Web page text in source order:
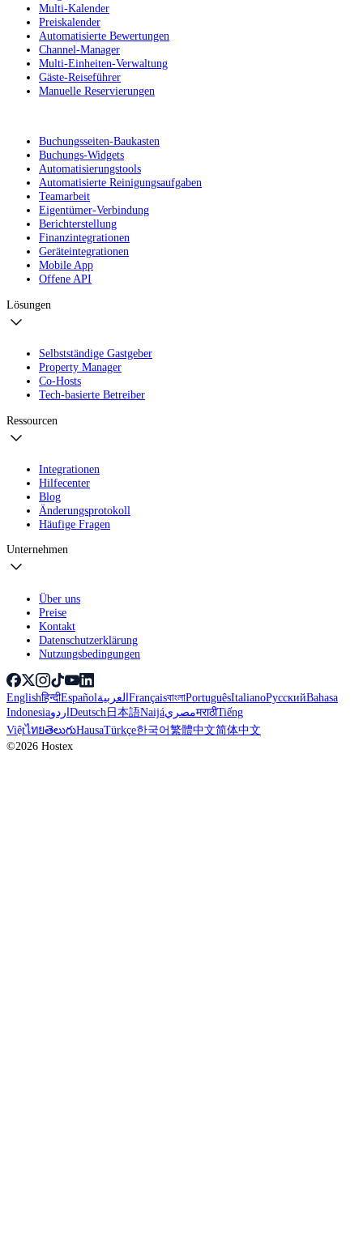
Multi-Kalender
Preiskalender
Automatisierte Bewertungen
Channel-Manager
Multi-Einheiten-Verwaltung
Gäste-Reiseführer
Manuelle Reservierungen
Buchungsseiten-Baukasten
Buchungs-Widgets
Automatisierungstools
Automatisierte Reinigungsaufgaben
Teamarbeit
Eigentümer-Verbindung
Berichterstellung
Finanzintegrationen
Geräteintegrationen
Mobile App
Offene API
Lösungen
Selbstständige Gastgeber
Property Manager
Co-Hosts
Tech-basierte Betreiber
Ressourcen
Integrationen
Hilfecenter
Blog
Änderungsprotokoll
Häufige Fragen
Unternehmen
Über uns
Preise
Kontakt
Datenschutzerklärung
Nutzungsbedingungen
Englishहिन्दीEspañolالعربيةFrançaisবাংলাPortuguêsItalianoРусскийBahasa
IndonesiaاردوDeutsch日本語NaijáمصريमराठीTiếng
ViệtไทยతెలుగుHausaTürkçe한국어繁體中文简体中文
©2026 Hostex